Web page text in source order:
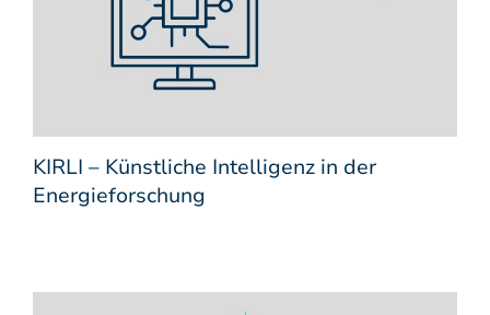
KIRLI – Künstliche Intelligenz in der
Energieforschung